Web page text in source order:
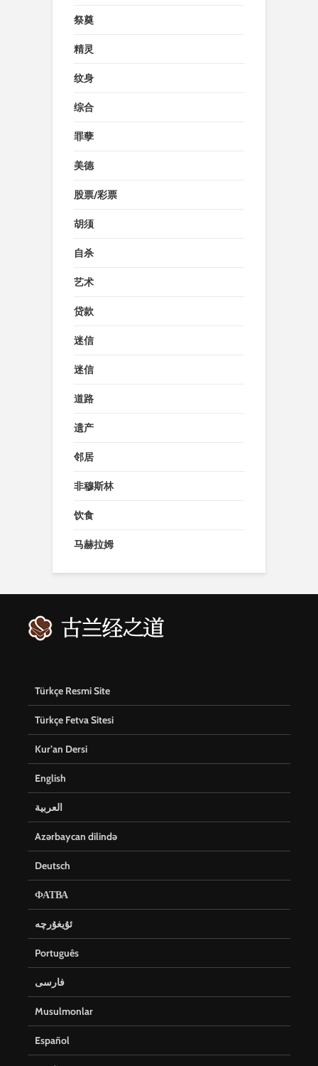
祭奠
精灵
纹身
综合
罪孽
美德
股票/彩票
胡须
自杀
艺术
贷款
迷信
迷信
道路
遗产
邻居
非穆斯林
饮食
马赫拉姆
Türkçe Resmi Site
Türkçe Fetva Sitesi
Kur’an Dersi
English
العربية
Azərbaycan dilində
Deutsch
ФАТВА
ئۇيغۇرچە
Português
فارسی
Musulmonlar
Español